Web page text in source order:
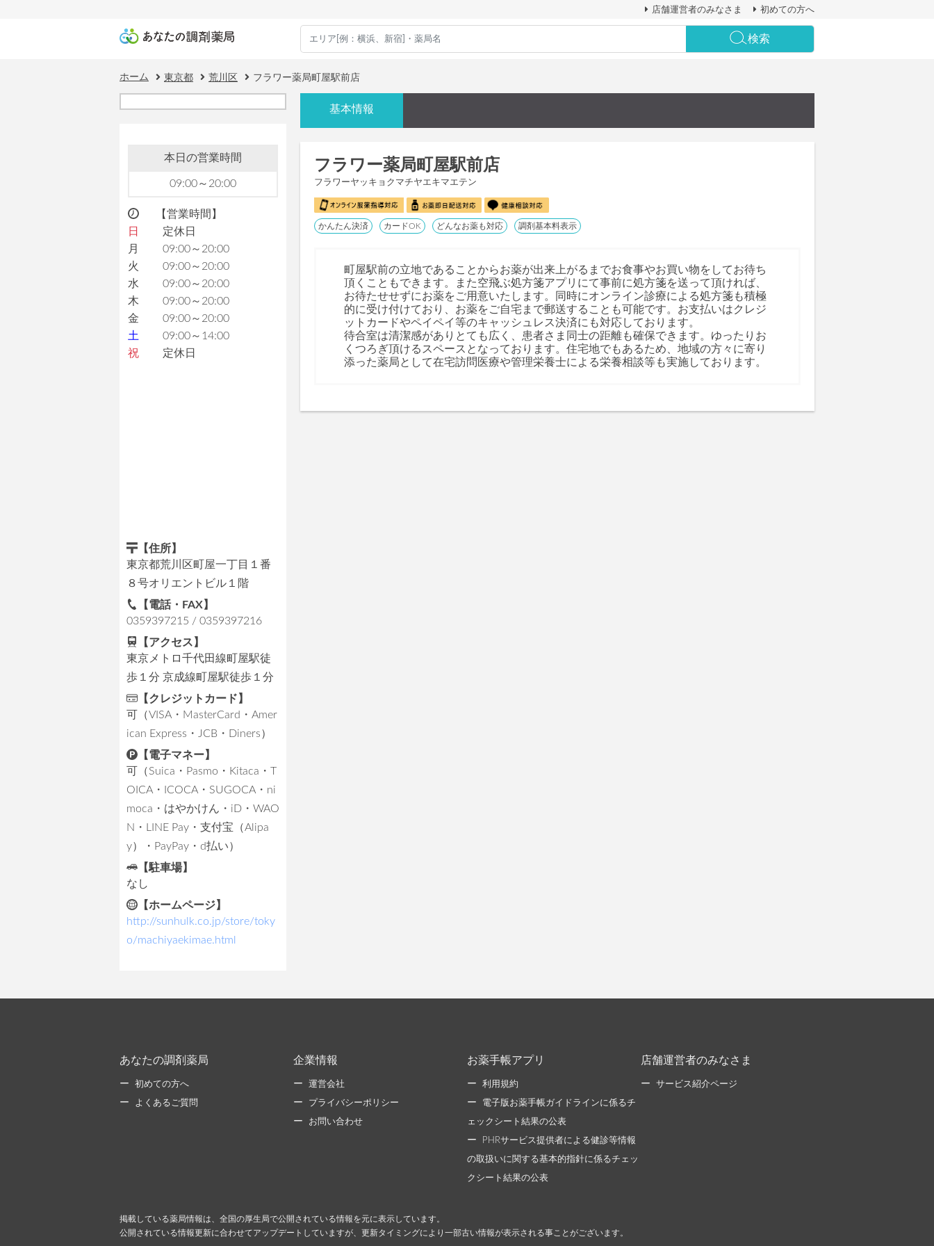
店舗運営者のみなさま 初めての方へ
検索
ホーム 東京都 荒川区 フラワー薬局町屋駅前店
本日の営業時間
09:00～20:00
【営業時間】
日
定休日
月
09:00～20:00
火
09:00～20:00
水
09:00～20:00
木
09:00～20:00
金
09:00～20:00
土
09:00～14:00
祝
定休日
【住所】
東京都荒川区町屋一丁目１番
８号オリエントビル１階
【電話・FAX】
0359397215 / 0359397216
【アクセス】
東京メトロ千代田線町屋駅徒
歩１分 京成線町屋駅徒歩１分
【クレジットカード】
可（VISA・MasterCard・Amer
ican Express・JCB・Diners）
【電子マネー】
可（Suica・Pasmo・Kitaca・T
OICA・ICOCA・SUGOCA・ni
moca・はやかけん・iD・WAO
N・LINE Pay・⽀付宝（Alipa
y）・PayPay・d払い）
【駐車場】
なし
【ホームページ】
http://sunhulk.co.jp/store/toky
o/machiyaekimae.html
基本情報
フラワー薬局町屋駅前店
フラワーヤッキョクマチヤエキマエテン
かんたん決済 カードOK どんなお薬も対応 調剤基本料表示
町屋駅前の立地であることからお薬が出来上がるまでお食事やお買い物をしてお待ち
頂くこともできます。また空飛ぶ処方箋アプリにて事前に処方箋を送って頂ければ、
お待たせせずにお薬をご用意いたします。同時にオンライン診療による処方箋も積極
的に受け付けており、お薬をご自宅まで郵送することも可能です。お支払いはクレジ
ットカードやペイペイ等のキャッシュレス決済にも対応しております。
待合室は清潔感がありとても広く、患者さま同士の距離も確保できます。ゆったりお
くつろぎ頂けるスペースとなっております。住宅地でもあるため、地域の方々に寄り
添った薬局として在宅訪問医療や管理栄養士による栄養相談等も実施しております。
あなたの調剤薬局
初めての方へ
よくあるご質問
企業情報
運営会社
プライバシーポリシー
お問い合わせ
お薬手帳アプリ
利用規約
電子版お薬手帳ガイドラインに係るチ
ェックシート結果の公表
PHRサービス提供者による健診等情報
の取扱いに関する基本的指針に係るチェッ
クシート結果の公表
店舗運営者のみなさま
サービス紹介ページ
掲載している薬局情報は、全国の厚生局で公開されている情報を元に表示しています。
公開されている情報更新に合わせてアップデートしていますが、更新タイミングにより一部古い情報が表示される事ことがございます。